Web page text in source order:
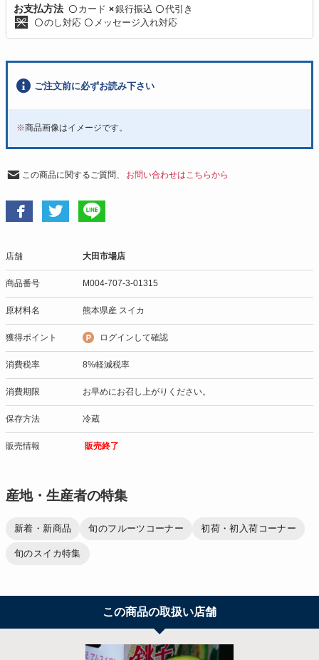
お支払方法 〇 カード ×銀行振込 〇代引き
〇のし対応 〇 メッセージ入れ対応
ご注文前に必ずお読み下さい
※商品画像はイメージです。
この商品に関するご質問、 お問い合わせはこちらから
店舗 大田市場店
商品番号 M004-707-3-01315
原材料名 熊本県産 スイカ
獲得ポイント ログインして確認
消費税率 8%軽減税率
消費期限 お早めにお召し上がりください。
保存方法 冷蔵
販売情報 販売終了
産地・生産者の特集
新着・新商品 旬のフルーツコーナー 初荷・初入荷コーナー
旬のスイカ特集
この商品の取扱い店舗